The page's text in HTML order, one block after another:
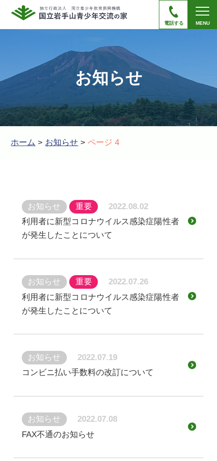
電話する MENU
お知らせ
ホーム > お知らせ >ページ 4
お知らせ 重要
2022.08.02
利用者に新型コロナウイルス感染症陽性者
が発生したことについて
お知らせ 重要
2022.07.26
利用者に新型コロナウイルス感染症陽性者
が発生したことについて
お知らせ
2022.07.19
コンビニ払い手数料の改訂について
お知らせ
2022.07.08
FAX不通のお知らせ